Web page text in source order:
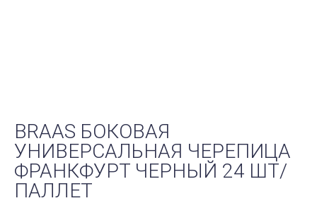
BRAAS БОКОВАЯ
УНИВЕРСАЛЬНАЯ ЧЕРЕПИЦА
ФРАНКФУРТ ЧЕРНЫЙ 24 ШТ/
ПАЛЛЕТ